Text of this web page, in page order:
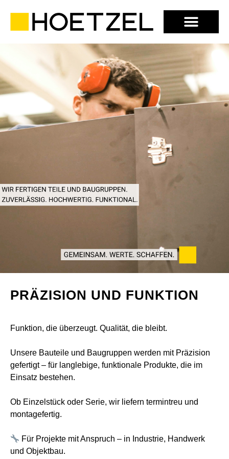
PRÄZISION UND FUNKTION
Funktion, die überzeugt. Qualität, die bleibt.
Unsere Bauteile und Baugruppen werden mit Präzision
gefertigt – für langlebige, funktionale Produkte, die im
Einsatz bestehen.
Ob Einzelstück oder Serie, wir liefern termintreu und
montagefertig.
Für Projekte mit Anspruch – in Industrie, Handwerk
und Objektbau.